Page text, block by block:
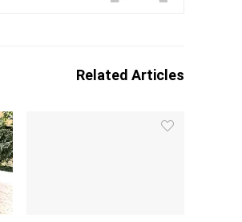
Related Articles